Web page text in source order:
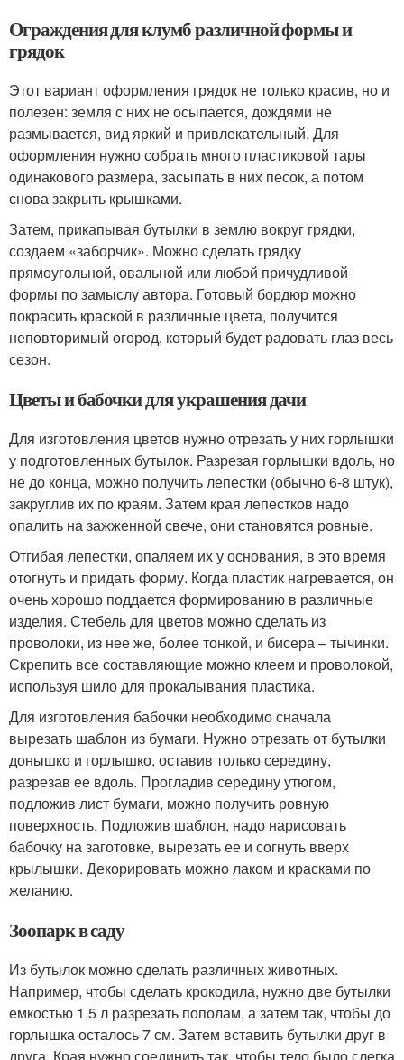
Ограждения для клумб различной формы и
грядок
Этот вариант оформления грядок не только красив, но и
полезен: земля с них не осыпается, дождями не
размывается, вид яркий и привлекательный. Для
оформления нужно собрать много пластиковой тары
одинакового размера, засыпать в них песок, а потом
снова закрыть крышками.
Затем, прикапывая бутылки в землю вокруг грядки,
создаем «заборчик». Можно сделать грядку
прямоугольной, овальной или любой причудливой
формы по замыслу автора. Готовый бордюр можно
покрасить краской в различные цвета, получится
неповторимый огород, который будет радовать глаз весь
сезон.
Цветы и бабочки для украшения дачи
Для изготовления цветов нужно отрезать у них горлышки
у подготовленных бутылок. Разрезая горлышки вдоль, но
не до конца, можно получить лепестки (обычно 6-8 штук),
закруглив их по краям. Затем края лепестков надо
опалить на зажженной свече, они становятся ровные.
Отгибая лепестки, опаляем их у основания, в это время
отогнуть и придать форму. Когда пластик нагревается, он
очень хорошо поддается формированию в различные
изделия. Стебель для цветов можно сделать из
проволоки, из нее же, более тонкой, и бисера – тычинки.
Скрепить все составляющие можно клеем и проволокой,
используя шило для прокалывания пластика.
Для изготовления бабочки необходимо сначала
вырезать шаблон из бумаги. Нужно отрезать от бутылки
донышко и горлышко, оставив только середину,
разрезав ее вдоль. Прогладив середину утюгом,
подложив лист бумаги, можно получить ровную
поверхность. Подложив шаблон, надо нарисовать
бабочку на заготовке, вырезать ее и согнуть вверх
крылышки. Декорировать можно лаком и красками по
желанию.
Зоопарк в саду
Из бутылок можно сделать различных животных.
Например, чтобы сделать крокодила, нужно две бутылки
емкостью 1,5 л разрезать пополам, а затем так, чтобы до
горлышка осталось 7 см. Затем вставить бутылки друг в